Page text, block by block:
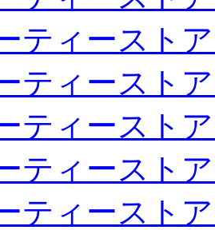
ティースト
ティースト
ティースト
ティースト
ティースト